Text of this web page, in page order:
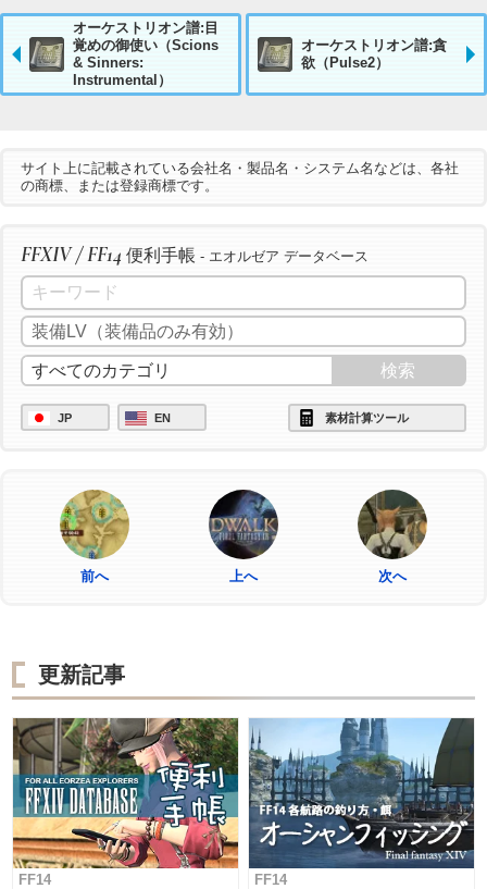
オーケストリオン譜:目
覚めの御使い（Scions
& Sinners:
Instrumental）
オーケストリオン譜:貪
欲（Pulse2）
サイト上に記載されている会社名・製品名・システム名などは、各社
の商標、または登録商標です。
FFXIV / FF14 便利手帳 - エオルゼア データベース
JP EN 素材計算ツール
前へ 上へ 次へ
更新記事
FF14 FF14